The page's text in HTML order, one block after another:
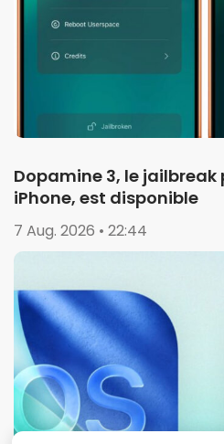
Dopamine 3, le jailbreak
iPhone, est disponible
7 Aug. 2026 • 22:44